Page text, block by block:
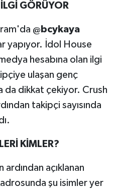
GÖRÜYOR
@bcykaya
yapıyor. İdol House
hesabına olan ilgi
ulaşan genç
da dikkat çekiyor. Crush
takipçi sayısında
KİMLER?
açıklanan
şu isimler yer